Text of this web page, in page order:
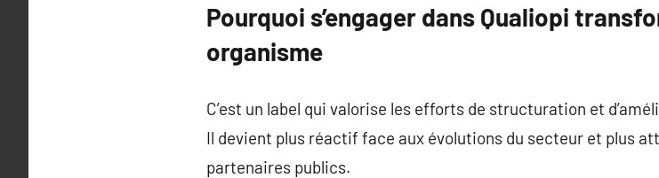
Pourquoi s’engager dans Qualiopi
organisme
C’est un label qui valorise les efforts de structuration et
Il devient plus réactif face aux évolutions du secteur et plus
partenaires publics.